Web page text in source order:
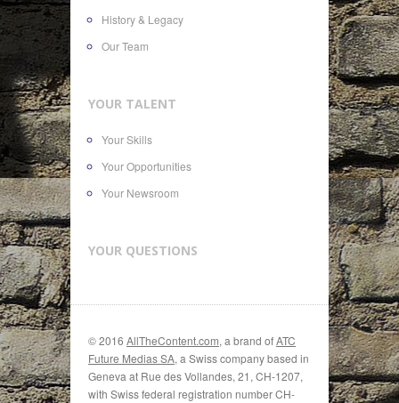
History & Legacy
Our Team
YOUR TALENT
Your Skills
Your Opportunities
Your Newsroom
YOUR QUESTIONS
© 2016 AllTheContent.com, a brand ofATC
Future Medias SA, a Swiss company based in
Geneva at Rue des Vollandes, 21, CH-1207,
with Swiss federal registration number CH-